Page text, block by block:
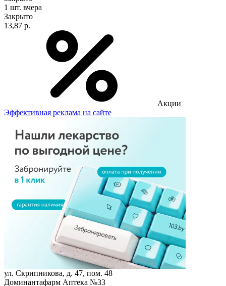
1 шт. вчера
Закрыто
13,87 р.
Акции
Эффективная реклама на сайте
ул. Скрипникова, д. 47, пом. 48
Доминантафарм Аптека №33